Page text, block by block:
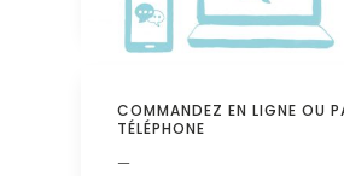
COMMANDEZ EN LIGNEOU
TÉLÉPHONE
—